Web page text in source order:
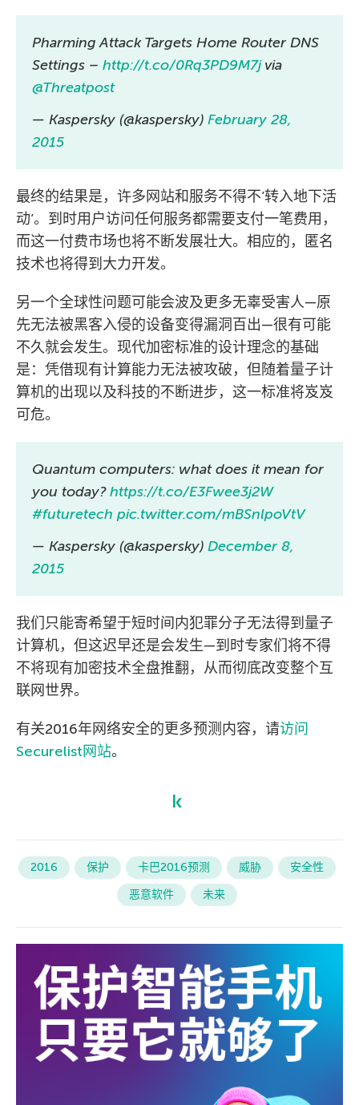
Pharming Attack Targets Home Router DNS
Settings – http://t.co/0Rq3PD9M7jvia
@Threatpost
— Kaspersky (@kaspersky) February 28,
2015
最终的结果是，许多网站和服务不得不’转入地下活
动’。到时用户访问任何服务都需要支付一笔费用，
而这一付费市场也将不断发展壮大。相应的，匿名
技术也将得到大力开发。
另一个全球性问题可能会波及更多无辜受害人—原
先无法被黑客入侵的设备变得漏洞百出—很有可能
不久就会发生。现代加密标准的设计理念的基础
是：凭借现有计算能力无法被攻破，但随着量子计
算机的出现以及科技的不断进步，这一标准将岌岌
可危。
Quantum computers: what does it mean for
you today?https://t.co/E3Fwee3j2W
#futuretech pic.twitter.com/mBSnlpoVtV
— Kaspersky (@kaspersky) December 8,
2015
我们只能寄希望于短时间内犯罪分子无法得到量子
计算机，但这迟早还是会发生—到时专家们将不得
不将现有加密技术全盘推翻，从而彻底改变整个互
联网世界。
有关2016年网络安全的更多预测内容，请访问
Securelist网站。
2016 保护 卡巴2016预测 威胁
安全性
恶意软件
未来